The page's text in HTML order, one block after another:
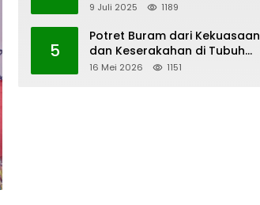
Lembang Kaero
9 Juli 2025 1189
5
Potret Buram dari Kekuasaan
dan Keserakahan di Tubuh
PWI Sulsel
16 Mei 2026 1151